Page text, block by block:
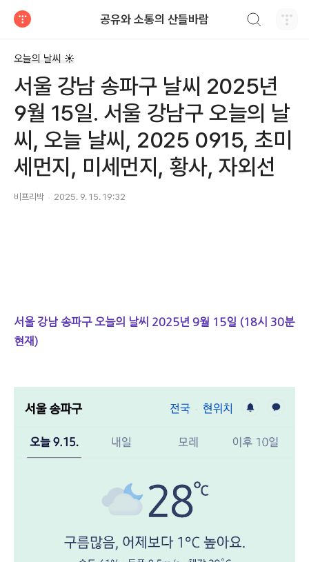
공유와 소통의 산들바람
오늘의 날씨 ☀
서울 강남 송파구 날씨 2025년
9월 15일. 서울 강남구 오늘의 날
씨, 오늘 날씨, 2025 0915, 초미
세먼지, 미세먼지, 황사, 자외선
비프리박 2025. 9. 15. 19:32
서울 강남 송파구 오늘의 날씨 2025년 9월 15일 (18시 30분
현재)